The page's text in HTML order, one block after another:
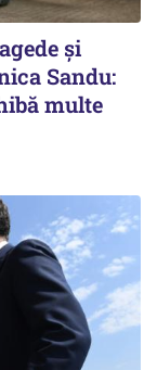
și
Sandu:
multe